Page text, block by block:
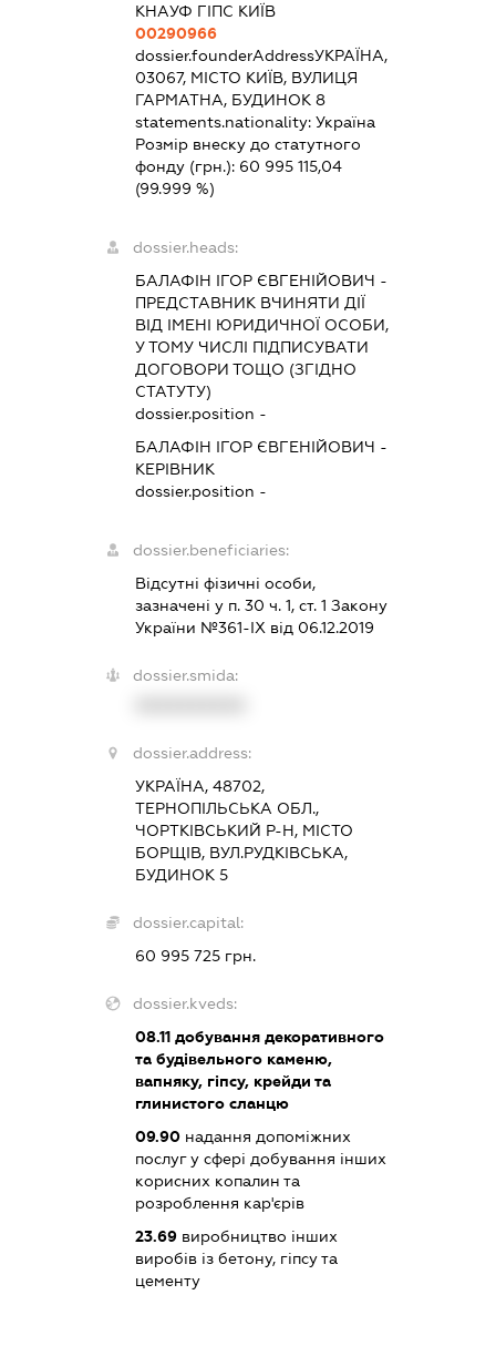
КНАУФ ГІПС КИЇВ
00290966
dossier.founderAddressУКРАЇНА,
03067, МІСТО КИЇВ, ВУЛИЦЯ
ГАРМАТНА, БУДИНОК 8
statements.nationality: Україна
Розмір внеску до статутного
фонду (грн.): 60 995 115,04
(99.999 %)
dossier.heads:
БАЛАФІН ІГОР ЄВГЕНІЙОВИЧ -
ПРЕДСТАВНИК ВЧИНЯТИ ДІЇ
ВІД ІМЕНІ ЮРИДИЧНОЇ ОСОБИ,
У ТОМУ ЧИСЛІ ПІДПИСУВАТИ
ДОГОВОРИ ТОЩО (ЗГІДНО
СТАТУТУ)
dossier.position -
БАЛАФІН ІГОР ЄВГЕНІЙОВИЧ -
КЕРІВНИК
dossier.position -
dossier.beneficiaries:
Відсутні фізичні особи,
зазначені у п. 30 ч. 1, ст. 1 Закону
України №361-IX від 06.12.2019
dossier.smida:
dossier.address:
УКРАЇНА, 48702,
ТЕРНОПІЛЬСЬКА ОБЛ.,
ЧОРТКІВСЬКИЙ Р-Н, МІСТО
БОРЩІВ, ВУЛ.РУДКІВСЬКА,
БУДИНОК 5
dossier.capital:
60 995 725 грн.
dossier.kveds:
08.11добування декоративного
та будівельного каменю,
вапняку, гіпсу, крейди та
глинистого сланцю
09.90надання допоміжних
послуг у сфері добування інших
корисних копалин та
розроблення кар'єрів
23.69виробництво інших
виробів із бетону, гіпсу та
цементу